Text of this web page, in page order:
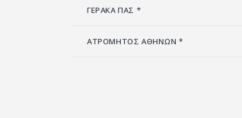
ΓΕΡΑΚΑ ΠΑΣ *
ΑΤΡΟΜΗΤΟΣ ΑΘΗΝΩΝ *